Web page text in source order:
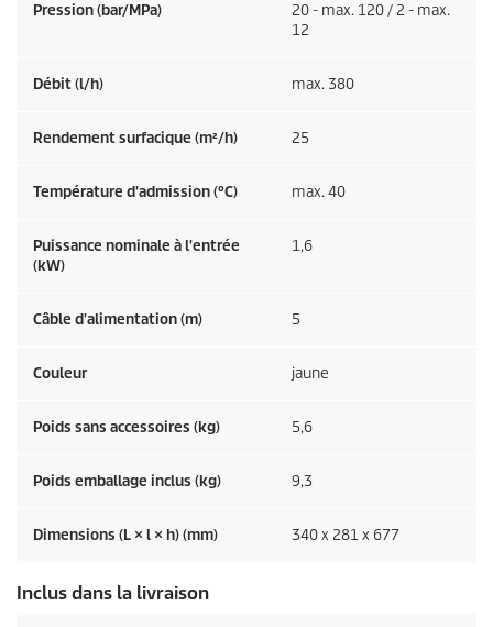
Pression (bar/MPa)
20 - max. 120 / 2 - max.
12
Débit (l/h) max. 380
Rendement surfacique (m²/h) 25
Température d'admission (°C) max. 40
Puissance nominale à l'entrée
(kW)
1,6
Câble d'alimentation (m) 5
Couleur jaune
Poids sans accessoires (kg) 5,6
Poids emballage inclus (kg) 9,3
Dimensions (L × l × h) (mm) 340 x 281 x 677
Inclus dans la livraison